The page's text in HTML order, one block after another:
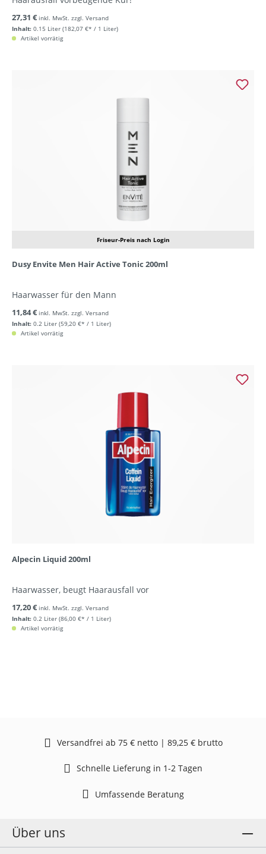
Inhalt: 0.15 Liter (182,07 €* / 1 Liter)
27,31 € inkl. MwSt. zzgl. Versand
Artikel vorrätig
Friseur-Preis nach Login
Dusy Envite Men Hair Active Tonic 200ml
Haarwasser für den Mann
Inhalt: 0.2 Liter (59,20 €* / 1 Liter)
11,84 € inkl. MwSt. zzgl. Versand
Artikel vorrätig
Alpecin Liquid 200ml
Haarwasser, beugt Haarausfall vor
Inhalt: 0.2 Liter (86,00 €* / 1 Liter)
17,20 € inkl. MwSt. zzgl. Versand
Artikel vorrätig
Versandfrei ab 75 € netto | 89,25 € brutto
Schnelle Lieferung in 1-2 Tagen
Umfassende Beratung
Über uns